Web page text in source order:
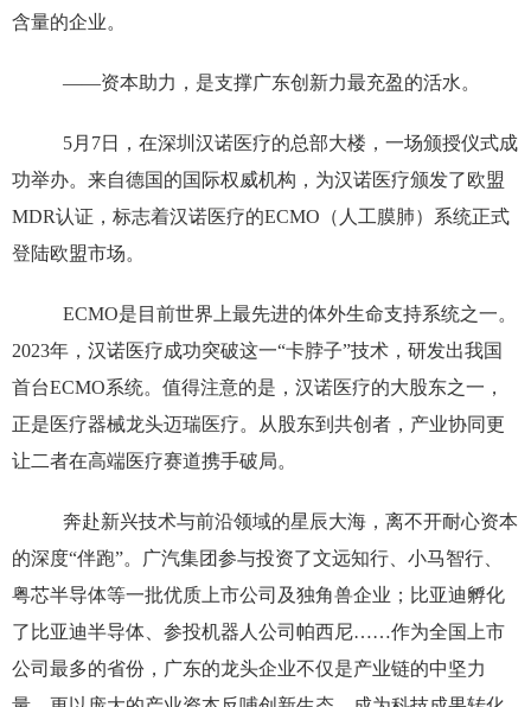
含量的企业。
——资本助力，是支撑广东创新力最充盈的活水。
5月7日，在深圳汉诺医疗的总部大楼，一场颁授仪式成
功举办。来自德国的国际权威机构，为汉诺医疗颁发了欧盟
MDR认证，标志着汉诺医疗的ECMO（人工膜肺）系统正式
登陆欧盟市场。
ECMO是目前世界上最先进的体外生命支持系统之一。
2023年，汉诺医疗成功突破这一“卡脖子”技术，研发出我国
首台ECMO系统。值得注意的是，汉诺医疗的大股东之一，
正是医疗器械龙头迈瑞医疗。从股东到共创者，产业协同更
让二者在高端医疗赛道携手破局。
奔赴新兴技术与前沿领域的星辰大海，离不开耐心资本
的深度“伴跑”。广汽集团参与投资了文远知行、小马智行、
粤芯半导体等一批优质上市公司及独角兽企业；比亚迪孵化
了比亚迪半导体、参投机器人公司帕西尼……作为全国上市
公司最多的省份，广东的龙头企业不仅是产业链的中坚力